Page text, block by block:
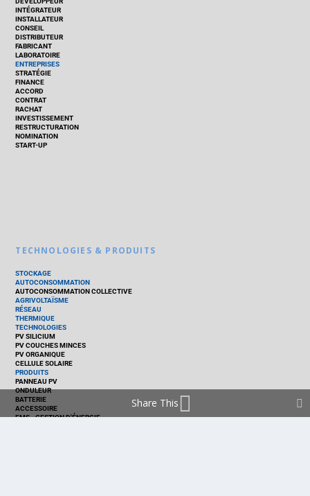
INTÉGRATEUR
INSTALLATEUR
CONSEIL
DISTRIBUTEUR
FABRICANT
LABORATOIRE
ENTREPRISES
STRATÉGIE
FINANCE
ACCORD
CONTRAT
RACHAT
INVESTISSEMENT
RESTRUCTURATION
NOMINATION
START-UP
TECHNOLOGIES & PRODUITS
STOCKAGE
AUTOCONSOMMATION
AUTOCONSOMMATION COLLECTIVE
AGRIVOLTAÏSME
RÉSEAU
THERMIQUE
TECHNOLOGIES
PV SILICIUM
PV COUCHES MINCES
PV ORGANIQUE
CELLULE SOLAIRE
PRODUITS
PANNEAU PV
ONDULEUR
BATTERIE
ACCESSOIRE
EMS - GESTION D'ÉNERGIE
Share This